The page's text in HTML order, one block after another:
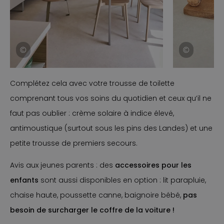
Item
1
of
Complétez cela avec votre trousse de toilette
comprenant tous vos soins du quotidien et ceux qu’il ne
faut pas oublier : crème solaire à indice élevé,
antimoustique (surtout sous les pins des Landes) et une
petite trousse de premiers secours.
Avis aux jeunes parents : des accessoires pour les
enfants sont aussi disponibles en option : lit parapluie,
chaise haute, poussette canne, baignoire bébé, pas
besoin de surcharger le coffre de la voiture !